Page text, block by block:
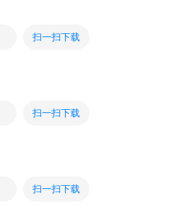
扫一扫下载
扫一扫下载
扫一扫下载